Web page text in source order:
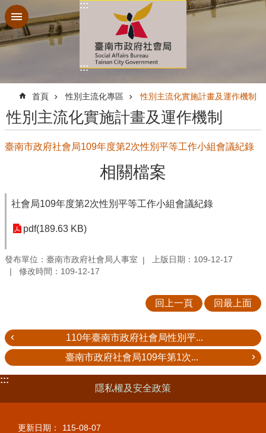
跳到主要內容區塊
:::
:::
首頁 性別主流化專區 性別主流化實施計畫及運作機制
性別主流化實施計畫及運作機制
臺南市政府社會局109年度第2次性別平等工作小組會議紀錄
相關檔案
社會局109年度第2次性別平等工作小組會議紀錄
pdf(189.63 KB)
發布單位：臺南市政府社會局人事室
上版日期：109-12-17
修改時間：109-12-17
回上一頁 回最上面
110年臺南市政府社會局性別平...
臺南市政府社會局109年第1次...
:::
隱私權及安全政策
更新日期：
115-08-07